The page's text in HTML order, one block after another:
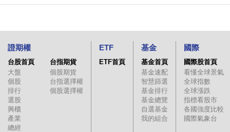
證期權
台股首頁
大盤
個股
排行
選股
興櫃
產業
總經
台指期貨
個股期貨
台指選擇權
個股選擇權
ETF
ETF首頁
基金
基金首頁
基金速配
智慧篩選
基金排行
基金總覽
自選基金
我的組合
國際
國際股首頁
看懂全球景氣
全球指數
全球漲跌
指標看股市
各國強度比較
國際氣象台